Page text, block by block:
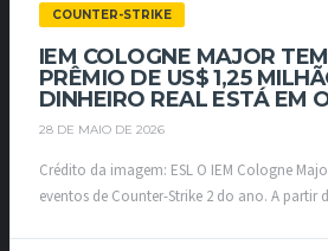
COUNTER-STRIKE
IEM COLOGNE MAJOR TEM
PRÊMIO DE US$ 1,25
DINHEIRO REAL ESTÁ EM
28 DE MAIO DE 2026
Crédito da imagem: ESL O IEM Cologne
eventos de Counter-Strike 2 do ano. A partir